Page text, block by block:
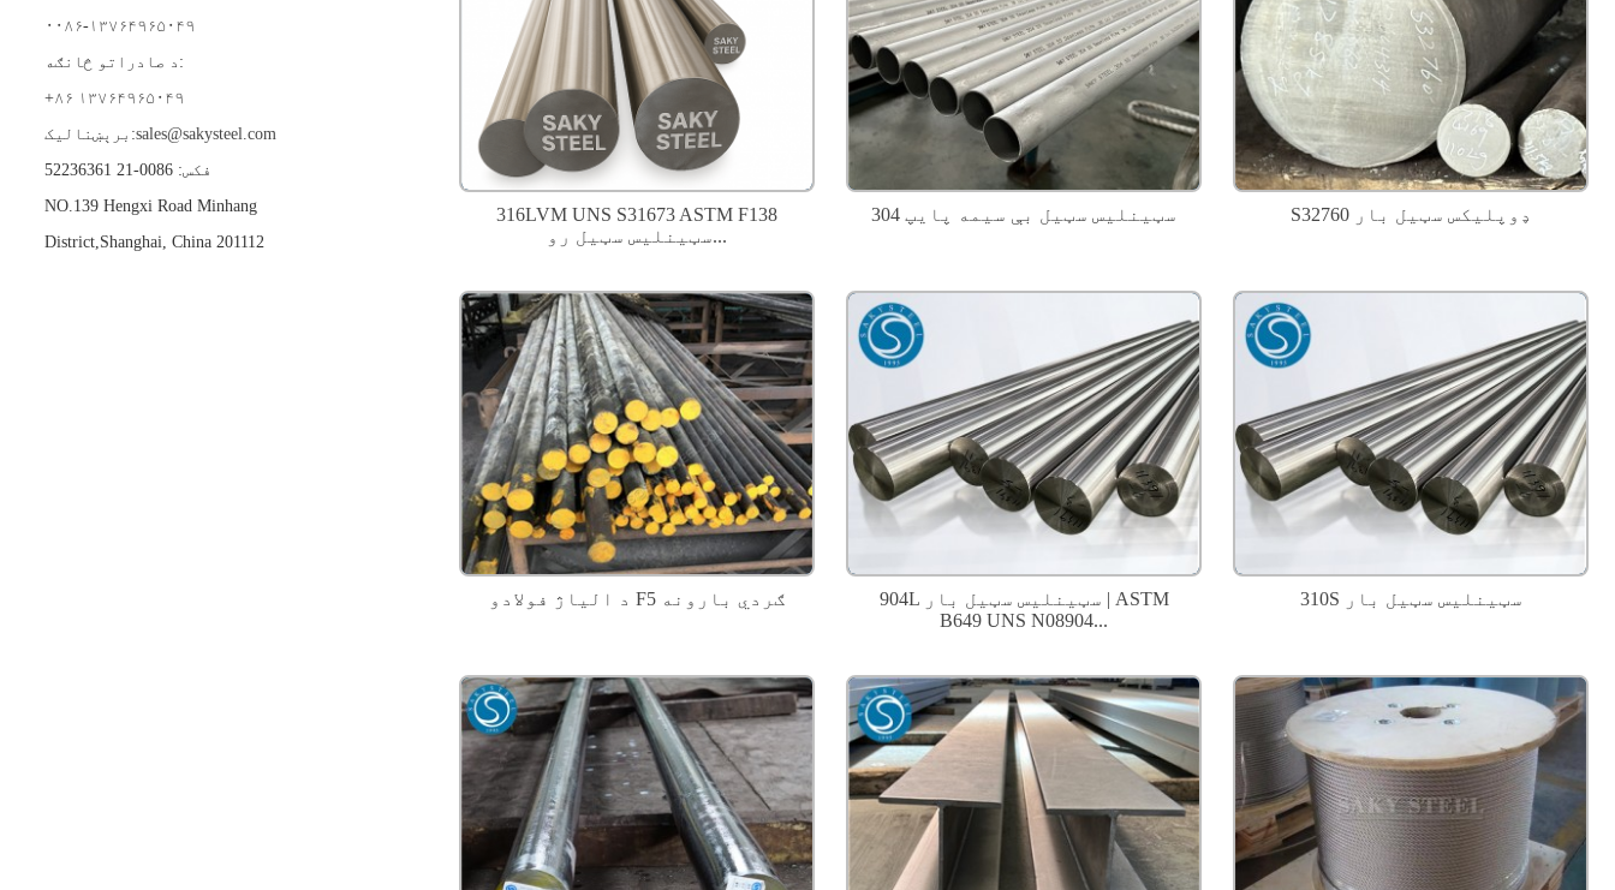
۰۰۸۶-۱۳۷۶۴۹۶۵۰۴۹
د صادراتو څانګه:
+۸۶ ۱۳۷۶۴۹۶۵۰۴۹
برېښنالیک:sales@sakysteel.com
فکس: 0086-21 52236361
NO.139 Hengxi Road Minhang
District,Shanghai, China 201112
316LVM UNS S31673 ASTM F138
سټینلیس سټیل رو...
304 سټینلیس سټیل بې سیمه پایپ S32760 ډوپلیکس سټیل بار
د الیاژ فولادو F5 ګردي بارونه
904L سټینلیس سټیل بار | ASTM
B649 UNS N08904...
310S سټینلیس سټیل بار